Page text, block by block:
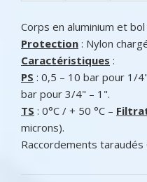
Corps en aluminium et
Protection : Nylon
Caractéristiques :
PS : 0,5 – 10 bar pour 1/
bar pour 3/4" – 1".
TS : 0°C / + 50 °C –
microns).
Raccordements taraudés